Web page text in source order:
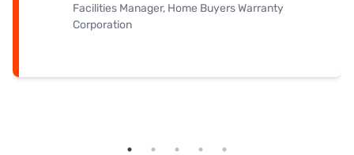
Facilities Manager, Home Buyers Warranty
Corporation